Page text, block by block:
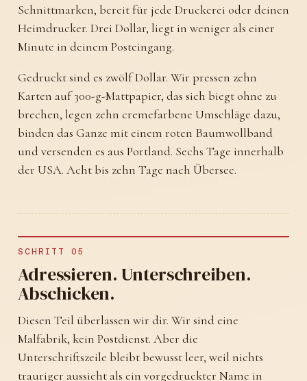
Schnittmarken, bereit für jede Druckerei oder deinen
Heimdrucker. Drei Dollar, liegt in weniger als einer
Minute in deinem Posteingang.
Gedruckt sind es zwölf Dollar. Wir pressen zehn
Karten auf 300-g-Mattpapier, das sich biegt ohne zu
brechen, legen zehn cremefarbene Umschläge dazu,
binden das Ganze mit einem roten Baumwollband
und versenden es aus Portland. Sechs Tage innerhalb
der USA. Acht bis zehn Tage nach Übersee.
SCHRITT 05
Adressieren. Unterschreiben.
Abschicken.
Diesen Teil überlassen wir dir. Wir sind eine
Malfabrik, kein Postdienst. Aber die
Unterschriftszeile bleibt bewusst leer, weil nichts
trauriger aussieht als ein vorgedruckter Name in